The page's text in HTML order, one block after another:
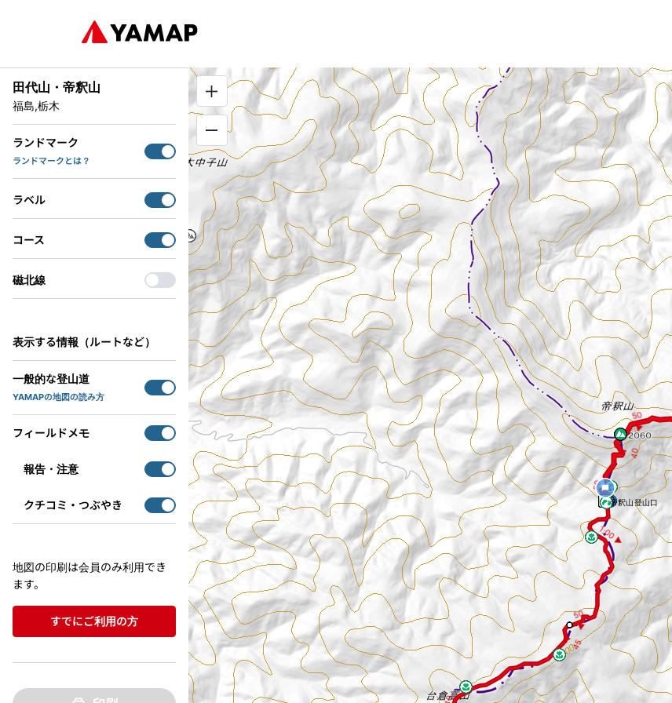
50
▶
1:00 ▶
◀
4 0
帝釈山登山口
5
0
▶
5
0▶
◀
45
田代山・帝釈山
福島,栃木
ランドマーク
ランドマークとは？
ラベル
コース
磁北線
表示する情報（ルートなど）
一般的な登山道
YAMAPの地図の読み方
フィールドメモ
報告・注意
クチコミ・つぶやき
地図の印刷は会員のみ利用でき
ます。
すでにご利用の方